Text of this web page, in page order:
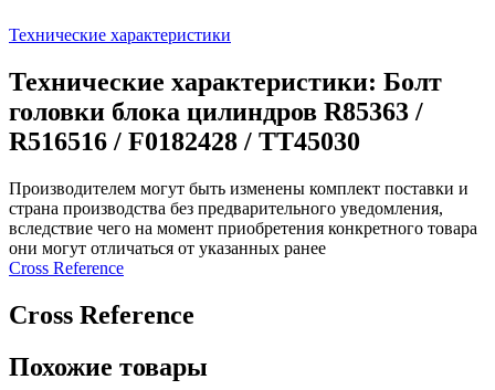
Технические характеристики
Технические характеристики: Болт
головки блока цилиндров R85363 /
R516516 / F0182428 / TT45030
Производителем могут быть изменены комплект поставки и
страна производства без предварительного уведомления,
вследствие чего на момент приобретения конкретного товара
они могут отличаться от указанных ранее
Сross Reference
Сross Reference
Похожие товары